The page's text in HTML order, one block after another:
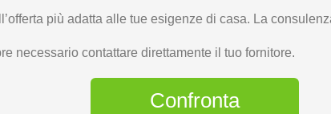
più adatta alle tue esigenze di casa. La
necessario contattare direttamente il tuo fornitore.
Confronta